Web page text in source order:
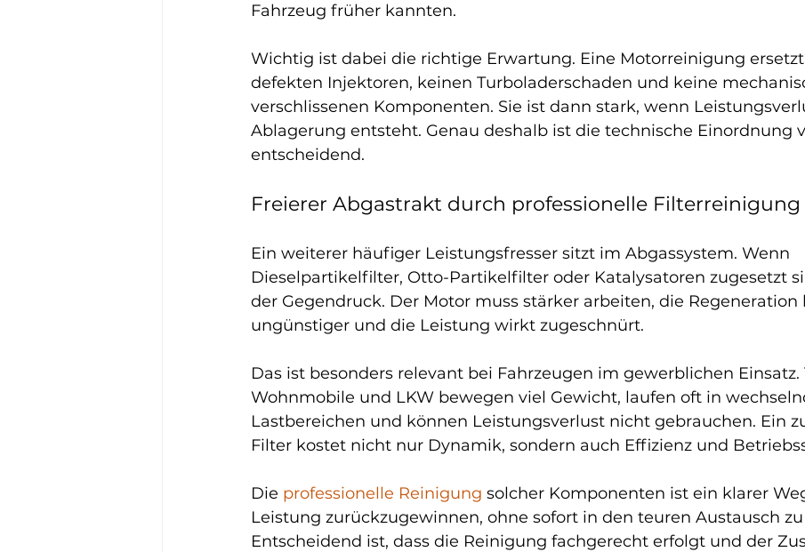
Fahrzeug früher kannten.
Wichtig ist dabei die richtige Erwartung. Eine Motorreinigung
defekten Injektoren, keinen Turboladerschaden und keine
verschlissenen Komponenten. Sie ist dann stark, wenn
Ablagerung entsteht. Genau deshalb ist die technische Einordnung
entscheidend.
Freierer Abgastrakt durch professionelle Filterreinigung
Ein weiterer häufiger Leistungsfresser sitzt im Abgassystem. Wenn
Dieselpartikelfilter, Otto-Partikelfilter oder Katalysatoren zugesetzt
der Gegendruck. Der Motor muss stärker arbeiten, die Regeneration
ungünstiger und die Leistung wirkt zugeschnürt.
Das ist besonders relevant bei Fahrzeugen im gewerblichen Einsatz.
Wohnmobile und LKW bewegen viel Gewicht, laufen oft in
Lastbereichen und können Leistungsverlust nicht gebrauchen. Ein
Filter kostet nicht nur Dynamik, sondern auch Effizienz und
Die professionelle Reinigung solcher Komponenten ist ein klarer
Leistung zurückzugewinnen, ohne sofort in den teuren Austausch
Entscheidend ist, dass die Reinigung fachgerecht erfolgt und der